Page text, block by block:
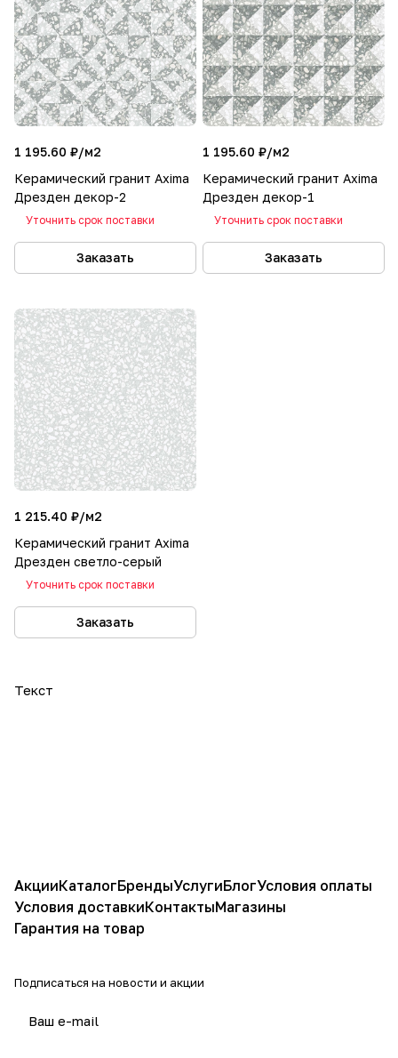
1 195.60 ₽/м2
Керамический гранит Axima
Дрезден декор-2
Уточнить срок поставки
Заказать
1 195.60 ₽/м2
Керамический гранит Axima
Дрезден декор-1
Уточнить срок поставки
Заказать
1 215.40 ₽/м2
Керамический гранит Axima
Дрезден светло-серый
Уточнить срок поставки
Заказать
Текст
АкцииКаталогБрендыУслугиБлогУсловия оплаты
Условия доставкиКонтактыМагазины
Гарантия на товар
Подписаться на новости и акции